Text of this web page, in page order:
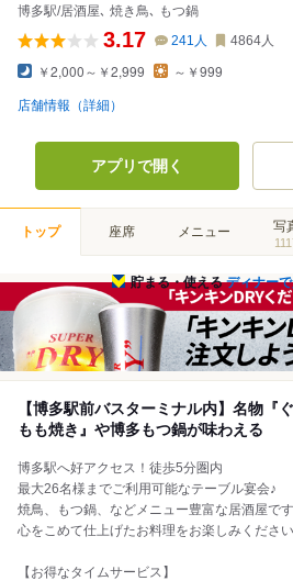
博多駅/居酒屋､ 焼き鳥､ もつ鍋
3.17 241 人 4864人
￥2,000～￥2,999 ～￥999
店舗情報（詳細）
アプリで開く
トップ 座席 メニュー 写
貯まる・使えるディナー
【博多駅前バスターミナル内】名物『
もも焼き』や博多もつ鍋が味わえる
博多駅へ好アクセス！徒歩5分圏内
最大26名様までご利用可能なテーブル宴会♪
焼鳥、もつ鍋、などメニュー豊富な居酒屋です
心をこめて仕上げたお料理をお楽しみください
【お得なタイムサービス】